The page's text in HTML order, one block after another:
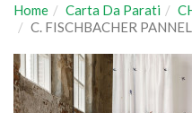
Home Carta Da Parati
C. FISCHBACHER